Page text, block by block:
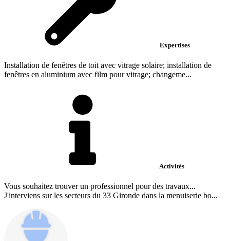
Expertises
Installation de fenêtres de toit avec vitrage solaire; installation de
fenêtres en aluminium avec film pour vitrage; changeme...
Activités
Vous souhaitez trouver un professionnel pour des travaux...
J'interviens sur les secteurs du 33 Gironde dans la menuiserie bo...